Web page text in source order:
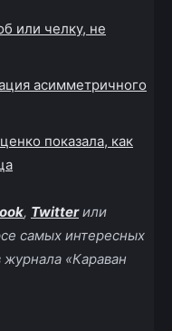
или челку, не
асимметричного
показала, как
, Twitterили
самых интересных
«Караван